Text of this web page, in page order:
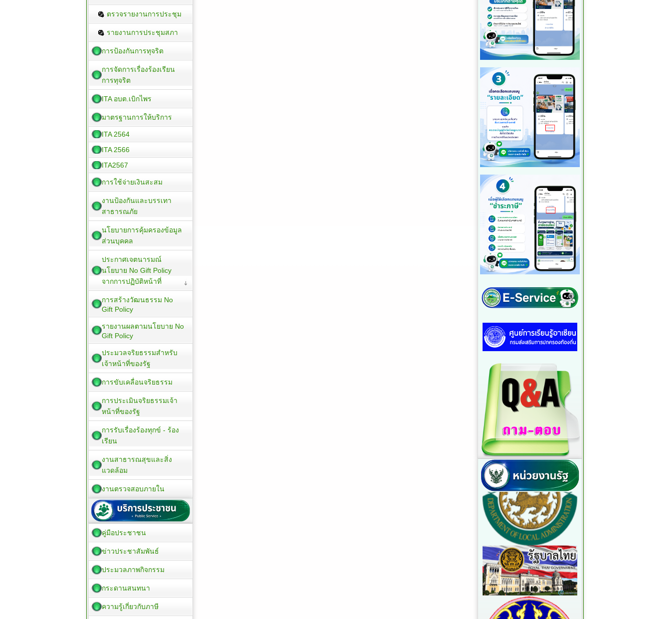
ตรวจรายงานการประชุม
รายงานการประชุมสภา
การป้องกันการทุจริต
การจัดการเรื่องร้องเรียน
การทุจริต
ITA อบต.เบิกไพร
มาตรฐานการให้บริการ
ITA 2564
ITA 2566
ITA2567
การใช้จ่ายเงินสะสม
งานป้องกันและบรรเทา
สาธารณภัย
นโยบายการคุ้มครองข้อมูล
ส่วนบุคคล
ประกาศเจตนารมณ์
นโยบาย No Gift Policy
จากการปฏิบัติหน้าที่
การสร้างวัฒนธรรม No
Gift Policy
รายงานผลตามนโยบาย No
Gift Policy
ประมวลจริยธรรมสำหรับ
เจ้าหน้าที่ของรัฐ
การขับเคลื่อนจริยธรรม
การประเมินจริยธรรมเจ้า
หน้าที่ของรัฐ
การรับเรื่องร้องทุกข์ - ร้อง
เรียน
งานสาธารณสุขและสิ่ง
แวดล้อม
งานตรวจสอบภายใน
คู่มือประชาชน
ข่าวประชาสัมพันธ์
ประมวลภาพกิจกรรม
กระดานสนทนา
ความรู้เกี่ยวกับภาษี